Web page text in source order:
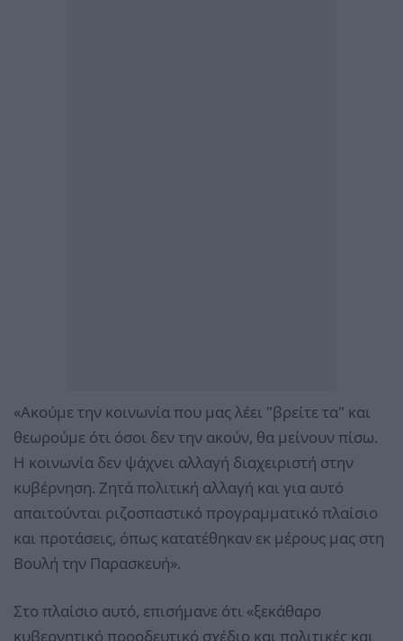
«Ακούμε την κοινωνία που μας λέει "βρείτε τα" και
θεωρούμε ότι όσοι δεν την ακούν, θα μείνουν πίσω.
Η κοινωνία δεν ψάχνει αλλαγή διαχειριστή στην
κυβέρνηση. Ζητά πολιτική αλλαγή και για αυτό
απαιτούνται ριζοσπαστικό προγραμματικό πλαίσιο
και προτάσεις, όπως κατατέθηκαν εκ μέρους μας στη
Βουλή την Παρασκευή».
Στο πλαίσιο αυτό, επισήμανε ότι «ξεκάθαρο
κυβερνητικό προοδευτικό σχέδιο και πολιτικές και